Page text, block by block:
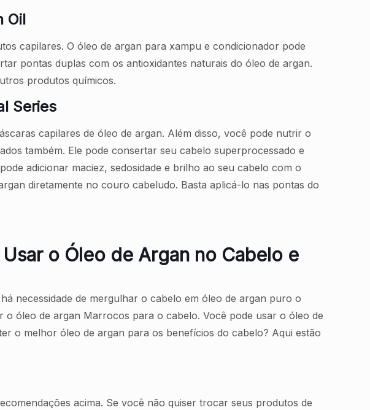
Oil
capilares. O óleo de argan para xampu e condicionador pode
pontas duplas com os antioxidantes naturais do óleo de argan.
produtos químicos.
Series
capilares de óleo de argan. Além disso, você pode nutrir o
também. Ele pode consertar seu cabelo superprocessado e
adicionar maciez, sedosidade e brilho ao seu cabelo com o
diretamente no couro cabeludo. Basta aplicá-lo nas pontas do
o Óleo de Argan no Cabelo e
necessidade de mergulhar o cabelo em óleo de argan puro o
óleo de argan Marrocos para o cabelo. Você pode usar o óleo de
o melhor óleo de argan para os benefícios do cabelo? Aqui estão
acima. Se você não quiser trocar seus produtos de